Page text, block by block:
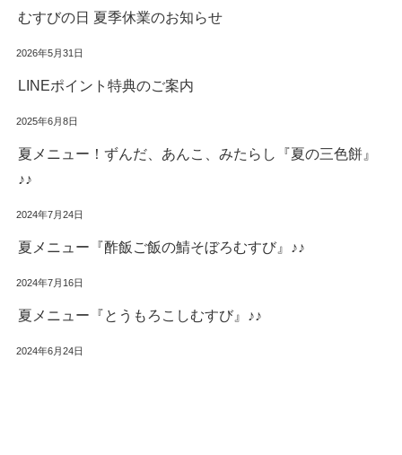
むすびの日 夏季休業のお知らせ
2026年5月31日
LINEポイント特典のご案内
2025年6月8日
夏メニュー！ずんだ、あんこ、みたらし『夏の三色餅』
♪♪
2024年7月24日
夏メニュー『酢飯ご飯の鯖そぼろむすび』♪♪
2024年7月16日
夏メニュー『とうもろこしむすび』♪♪
2024年6月24日